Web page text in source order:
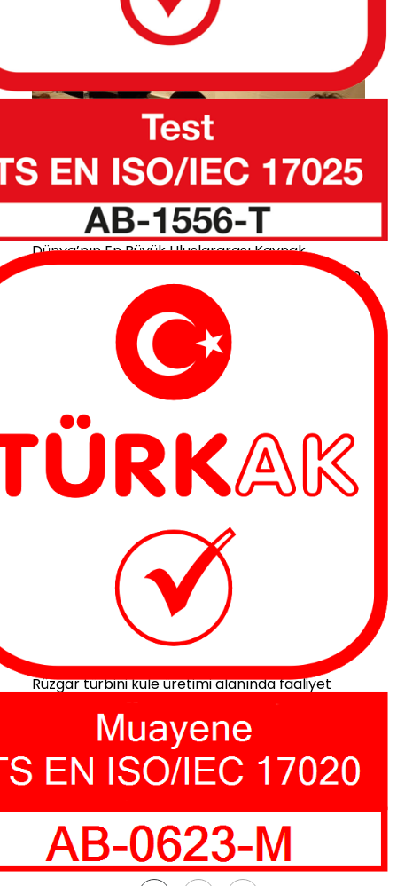
68. IIW (Uluslararası Kaynak Enstitüsü) Yıllı
k Genel Kurul Toplantısı ve Uluslararası Ko
nferansı
Temmuz 10, 2015
Dünya’nın En Büyük Uluslararası Kaynak
Buluşması Tüm dünyada kaynak sektörünün en
büyük etkinliği olarak bilinen IIW (Uluslararası
Kaynak Enstitüsü) Yıllık Genel Kurul Toplantısı
ve Uluslararası Konferansı, 28 Haziran
GEDİK TEST MERKEZİ – GESBEY A.Ş EĞİTİM İ
Rüzgar türbini kule üretimi alanında faaliyet
gösteren ve sektöründe öncü firmalardan biri
olan GESBEY A.Ş çalışanlarını Radyografik
Muayene, Manyetik Parçacık Muayene ve Sıvı
Penetrant Muayene Eğitimleri kapsamında
Devamını oku